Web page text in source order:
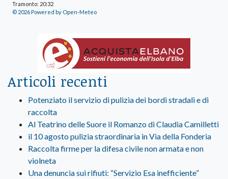
Tramonto: 20:32
© 2026 Powered by Open-Meteo
Articoli recenti
Potenziato il servizio di pulizia dei bordi stradali e di
raccolta
Al Teatrino delle Suore il Romanzo di Claudia Camilletti
il 10 agosto pulizia straordinaria in Via della Fonderia
Raccolta firme per la difesa civile non armata e non
violneta
Una denuncia sui rifiuti: “Servizio Esa inefficiente”